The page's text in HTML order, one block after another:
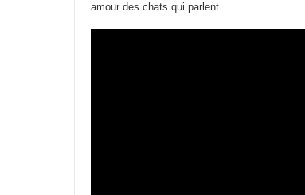
amour des chats qui parlent.